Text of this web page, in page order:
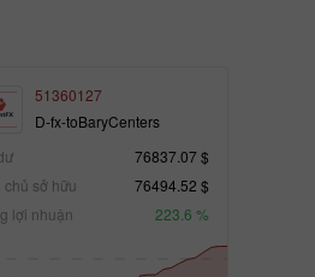
51360127
D-fx-toBaryCenters
76837.07 $
chủ sở hữu
76494.52 $
lợi nhuận
223.6 %